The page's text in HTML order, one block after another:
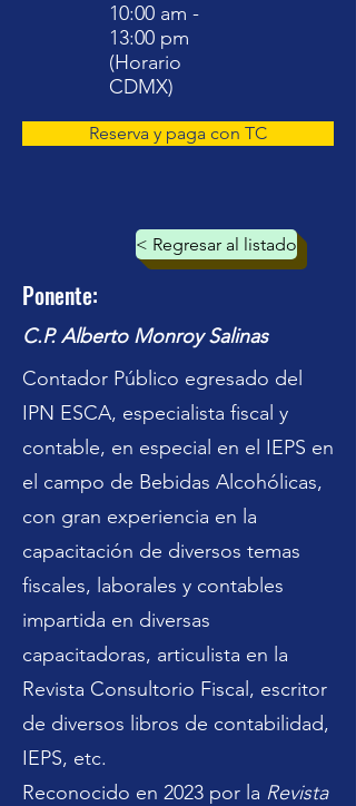
10:00 am -
13:00 pm
(Horario
CDMX)
Reserva y paga con TC
< Regresar al listado
Ponente:
C.P. Alberto Monroy Salinas
Contador Público egresado del
IPN ESCA, especialista fiscal y
contable, en especial en el IEPS en
el campo de Bebidas Alcohólicas,
con gran experiencia en la
capacitación de diversos temas
fiscales, laborales y contables
impartida en diversas
capacitadoras, articulista en la
Revista Consultorio Fiscal, escritor
de diversos libros de contabilidad,
IEPS, etc.
Reconocido en 2023 por la Revista